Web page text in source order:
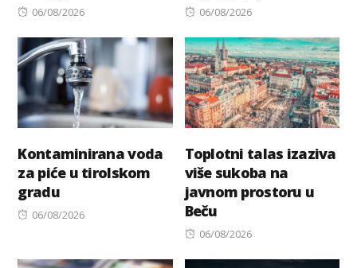
Posted
06/08/2026
Posted
06/08/2026
Kontaminirana voda
za piće u tirolskom
gradu
Posted
06/08/2026
Toplotni talas izaziva
više sukoba na
javnom prostoru u
Beču
Posted
06/08/2026